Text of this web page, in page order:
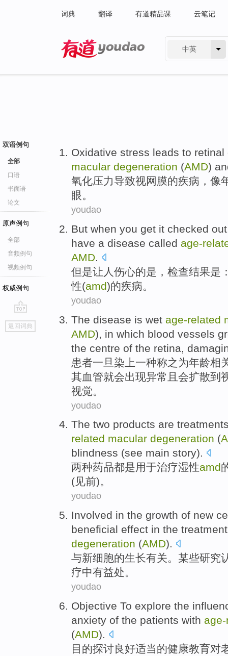
词典 翻译 有道精品课 云笔记
中英
双语例句
全部
口语
书面语
论文
原声例句
全部
音频例句
视频例句
权威例句
go
top
返回词典
Oxidative stress leads to retinal
macular degeneration (AMD)
氧化压力导致视网膜的疾病 ， 像
眼。
youdao
But when you get it checked
have a disease called age-
AMD.
但是让人伤心的是 ， 检查结果是
性(amd)的疾病。
youdao
The disease is wet age-related
AMD), in which blood vessels
the centre of the retina
患者一旦染上一种称之为年龄相
其血管就会出现异常 且 会扩散到
视觉 。
youdao
The two products are
related macular degeneration (
blindness (see main story).
两种药品都是用于治疗湿性amd
(见前)。
youdao
Involved in the growth of new
beneficial effect in the treatment
degeneration (AMD).
与新细胞的生长有关。 某些研究
疗中有益处。
youdao
Objective To explore the
anxiety of the patients with
(AMD).
目的探讨良好适当的健康教育对